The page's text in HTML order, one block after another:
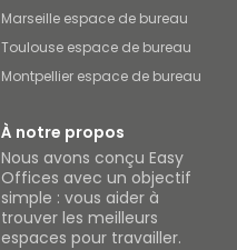
Marseille espace de bureau
Toulouse espace de bureau
Montpellier espace de bureau
À notre propos
Nous avons conçu Easy
Offices avec un objectif
simple : vous aider à
trouver les meilleurs
espaces pour travailler.